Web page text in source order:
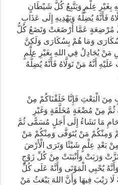
بِغَيْرِ عِلْمٍ وَيَتَّبِعُ كُلَّ شَيْطَانٍ
تَوَلَّاهُ فَأَنَّهُ يُضِلُّهُ وَيَهْدِيهِ إِلَى عَذَابِ
كُلُّ مُرْضِعَةٍ عَمَّا أَرْضَعَتْ وَتَضَعُ كُلُّ
وَمَا هُمْ بِسُكَارَى وَلَكِنَّ
وَمِنَ النَّاسِ مَنْ يُجَادِلُ فِي اللهِ بِغَيْرِ عِلْمٍ
مَرِيدٍ (3) كُتِبَ عَلَيْهِ أَنَّهُ مَنْ تَوَلَّاهُ فَأَنَّهُ يُضِلُّهُ
مِنَ الْبَعْثِ فَإِنَّا خَلَقْنَاكُمْ مِنْ
مِنْ مُضْغَةٍ مُخَلَّقَةٍ وَغَيْرِ
مَا نَشَاءُ إِلَى أَجَلٍ مُسَمًّى ثُمَّ
وَمِنْكُمْ مَنْ يُتَوَفَّى وَمِنْكُمْ مَنْ
مِنْ بَعْدِ عِلْمٍ شَيْئًا وَتَرَى الْأَرْضَ
اهْتَزَّتْ وَرَبَتْ وَأَنْبَتَتْ مِنْ كُلِّ زَوْجٍ
وَأَنَّهُ يُحْيِي الْمَوْتَى وَأَنَّهُ عَلَى كُلِّ
آتِيَةٌ لَا رَيْبَ فِيهَا وَأَنَّ اللهَ يَبْعَثُ مَنْ